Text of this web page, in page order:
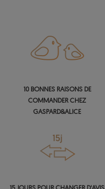
10 BONNES RAISONS DE
COMMANDER CHEZ
GASPARD&ALICE
15 JOURS POUR CHANGER D'AVIS